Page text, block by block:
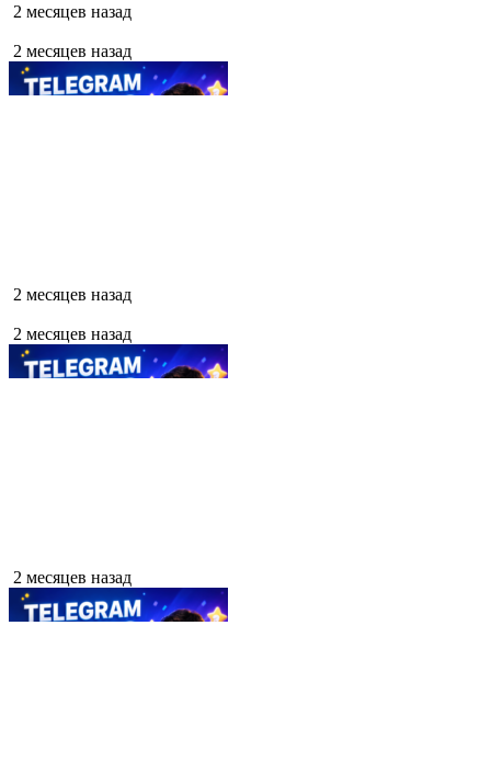
2 месяцев назад
2 месяцев назад
2 месяцев назад
2 месяцев назад
2 месяцев назад